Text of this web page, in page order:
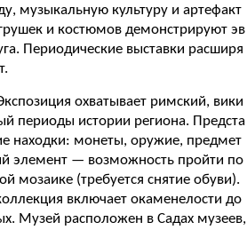
музыкальную культуру и артефакт
и костюмов демонстрируют эв
Периодические выставки расширя
охватывает римский, вики
периоды истории региона. Предста
находки: монеты, оружие, предмет
элемент — возможность пройти по
мозаике (требуется снятие обуви).
включает окаменелости до
Музей расположен в Садах музеев,